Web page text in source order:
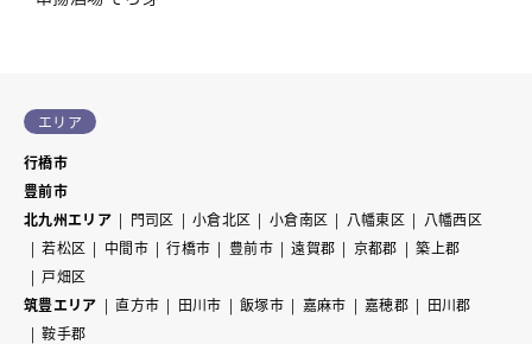
エリア
行橋市
豊前市
北九州エリア
門司区 小倉北区 小倉南区 八幡東区
八幡西区
若松区
中間市 行橋市 豊前市 遠賀郡 京都郡
築上郡
戸畑区
筑豊エリア
直方市 田川市 飯塚市 嘉麻市 嘉穂郡
田川郡
鞍手郡